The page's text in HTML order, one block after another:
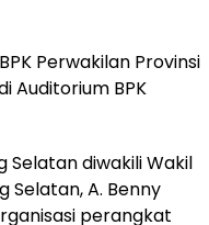
Perwakilan Provinsi
Auditorium BPK
diwakili Wakil
Selatan, A. Benny
perangkat